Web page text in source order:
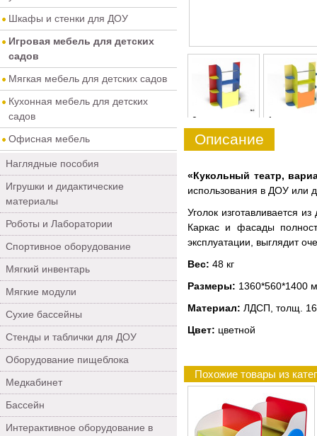
Шкафы и стенки для ДОУ
Игровая мебель для детских
садов
Мягкая мебель для детских садов
Кухонная мебель для детских
садов
Офисная мебель
Наглядные пособия
Игрушки и дидактические
материалы
Роботы и Лаборатории
Спортивное оборудование
Мягкий инвентарь
Мягкие модули
Сухие бассейны
Стенды и таблички для ДОУ
Оборудование пищеблока
Медкабинет
Бассейн
Интерактивное оборудование в
0 1
Описание
«Кукольный театр,
использования в ДОУ или
Уголок изготавливается
Каркас и фасады
эксплуатации, выглядит
Вес: 48 кг
Размеры: 1360*560*1400
Материал: ЛДСП, толщ.
Цвет: цветной
Похожие товары из